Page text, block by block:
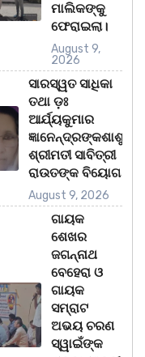
ମାଲିକଙ୍କୁ
ଫେରାଇଲା।
August 9,
2026
ସାରସ୍ୱତ ସାଧିକା
ତଥା ଡ଼ଃ
ଆର୍ଯ୍ୟକୁମାର
ଜ୍ଞାନେନ୍ଦ୍ରଙ୍କଶାଶୁ
ଶ୍ରୀମତୀ ସାବିତ୍ରୀ
ରାଉତଙ୍କ ବିୟୋଗ
August 9, 2026
ଗାୟକ
ଶେଖର
ଜଗନ୍ନାଥ
ବେହେରା ଓ
ଗାୟକ
ସମ୍ରାଟ
ଅଭୟ ଚରଣ
ସ୍ୱାଇଁଙ୍କ